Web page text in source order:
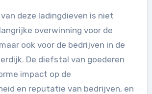
deze ladingdieven is niet
overwinning voor de
ook voor de bedrijven in de
De diefstal van goederen
impact op de
en reputatie van bedrijven, en